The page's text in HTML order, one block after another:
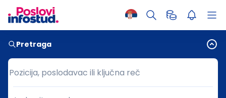
Pretraga
Pozicija, poslodavac ili ključna reč
Pozicija, poslodavac ili ključna reč